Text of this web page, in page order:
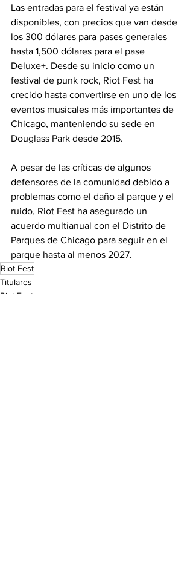
Las entradas para el festival ya están
disponibles, con precios que van desde
los 300 dólares para pases generales
hasta 1,500 dólares para el pase
Deluxe+. Desde su inicio como un
festival de punk rock, Riot Fest ha
crecido hasta convertirse en uno de los
eventos musicales más importantes de
Chicago, manteniendo su sede en
Douglass Park desde 2015.
A pesar de las críticas de algunos
defensores de la comunidad debido a
problemas como el daño al parque y el
ruido, Riot Fest ha asegurado un
acuerdo multianual con el Distrito de
Parques de Chicago para seguir en el
parque hasta al menos 2027.
Riot Fest
Titulares
Riot Fest